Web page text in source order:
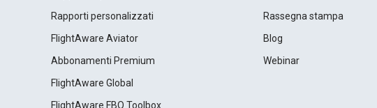
Rapporti personalizzati
FlightAware Aviator
Abbonamenti Premium
FlightAware Global
FlightAware FBO Toolbox
Rassegna stampa
Blog
Webinar